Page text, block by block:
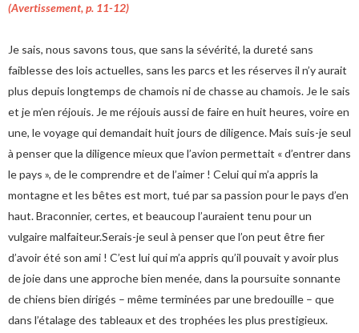
(Avertissement, p. 11-12)
Je sais, nous savons tous, que sans la sévérité, la dureté sans
faiblesse des lois actuelles, sans les parcs et les réserves il n’y aurait
plus depuis longtemps de chamois ni de chasse au chamois. Je le sais
et je m’en réjouis. Je me réjouis aussi de faire en huit heures, voire en
une, le voyage qui demandait huit jours de diligence. Mais suis-je seul
à penser que la diligence mieux que l’avion permettait « d’entrer dans
le pays », de le comprendre et de l’aimer ! Celui qui m’a appris la
montagne et les bêtes est mort, tué par sa passion pour le pays d’en
haut. Braconnier, certes, et beaucoup l’auraient tenu pour un
vulgaire malfaiteur.Serais-je seul à penser que l’on peut être fier
d’avoir été son ami ! C’est lui qui m’a appris qu’il pouvait y avoir plus
de joie dans une approche bien menée, dans la poursuite sonnante
de chiens bien dirigés – même terminées par une bredouille – que
dans l’étalage des tableaux et des trophées les plus prestigieux.